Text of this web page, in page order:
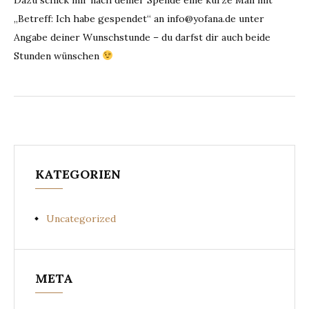
„Betreff: Ich habe gespendet“ an info@yofana.de unter
Angabe deiner Wunschstunde – du darfst dir auch beide
Stunden wünschen
KATEGORIEN
Uncategorized
META